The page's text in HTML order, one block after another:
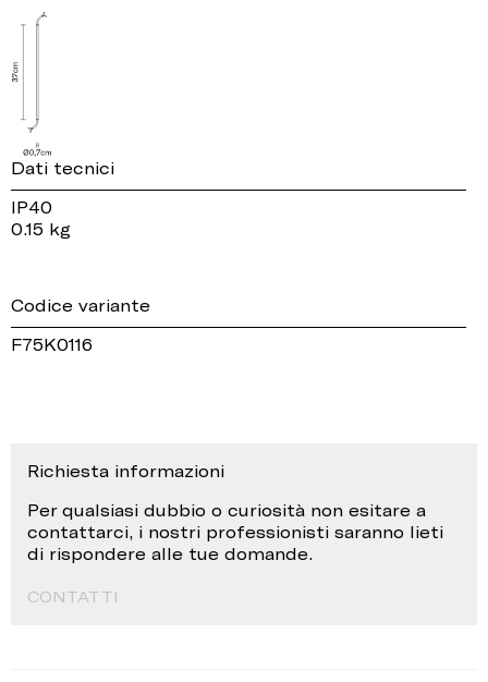
Dati tecnici
IP40
0.15 kg
Codice variante
F75K0116
Richiesta informazioni
Per qualsiasi dubbio o curiosità non esitare a
contattarci, i nostri professionisti saranno lieti
di rispondere alle tue domande.
CONTATTI